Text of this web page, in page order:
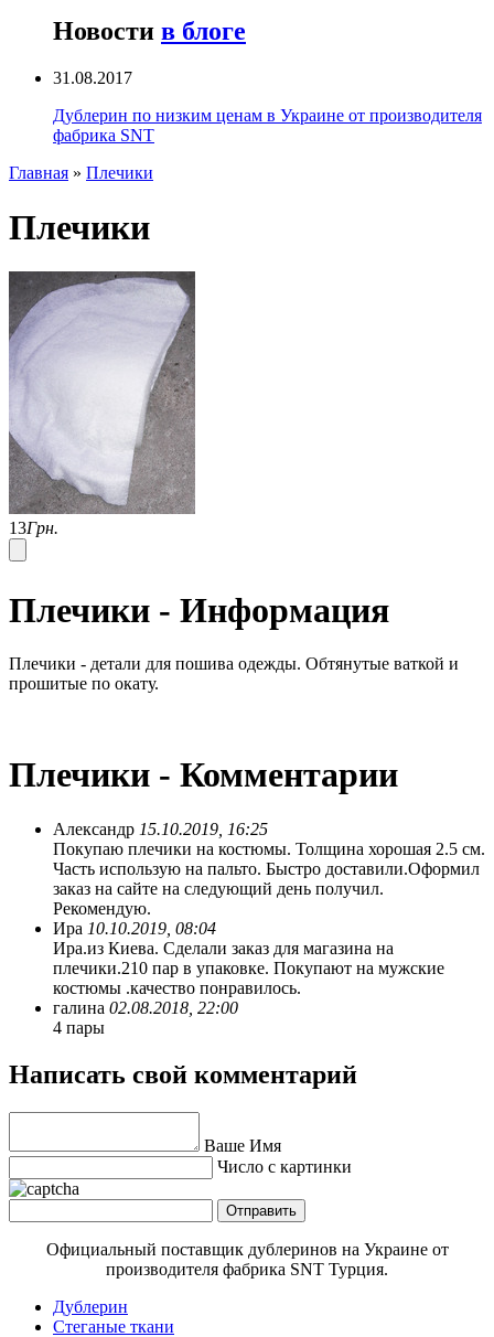
Новости в блоге
31.08.2017
Дублерин по низким ценам в Украине от производителя
фабрика SNT
Главная » Плечики
Плечики
13Грн.
Плечики - Информация
Плечики - детали для пошива одежды. Обтянутые ваткой и
прошитые по окату.
Плечики - Комментарии
Александр 15.10.2019, 16:25
Покупаю плечики на костюмы. Толщина хорошая 2.5 см.
Часть использую на пальто. Быстро доставили.Оформил
заказ на сайте на следующий день получил.
Рекомендую.
Ира 10.10.2019, 08:04
Ира.из Киева. Сделали заказ для магазина на
плечики.210 пар в упаковке. Покупают на мужские
костюмы .качество понравилось.
галина 02.08.2018, 22:00
4 пары
Написать свой комментарий
Ваше Имя
Число с картинки
Официальный поставщик дублеринов на Украине от
производителя фабрика SNT Турция.
Дублерин
Стеганые ткани